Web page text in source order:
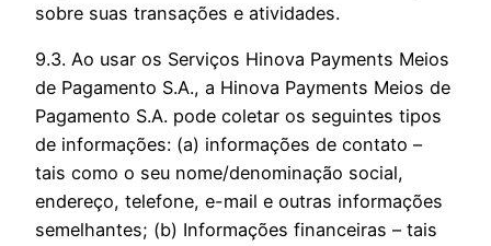
sobre suas transações e atividades.
9.3. Ao usar os Serviços Hinova Payments Meios
de Pagamento S.A., a Hinova Payments Meios de
Pagamento S.A. pode coletar os seguintes tipos
de informações: (a) informações de contato –
tais como o seu nome/denominação social,
endereço, telefone, e-mail e outras informações
semelhantes; (b) Informações financeiras – tais